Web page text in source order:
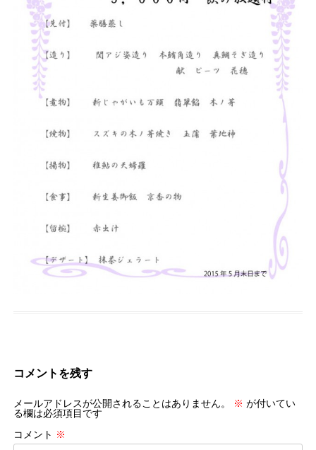
コメントを残す
メールアドレスが公開されることはありません。 ※ が付いてい
る欄は必須項目です
コメント ※